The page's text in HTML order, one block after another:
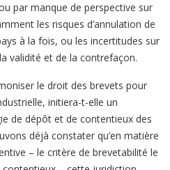
par manque de perspective sur
les risques d’annulation de
à la fois, ou les incertitudes sur
validité et de la contrefaçon.
le droit des brevets pour
initiera-t-elle un
de dépôt et de contentieux des
déjà constater qu’en matière
– le critère de brevetabilité le